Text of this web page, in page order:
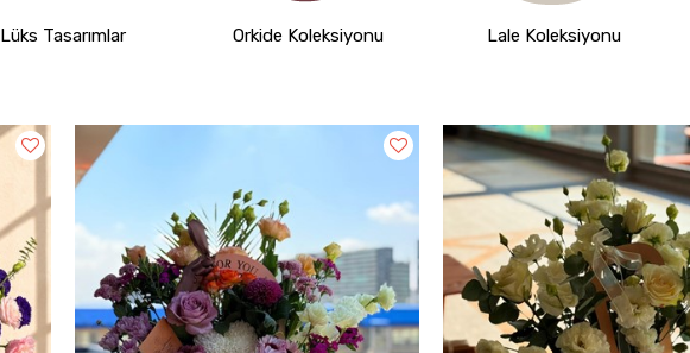
Lüks Tasarımlar Orkide Koleksiyonu Lale Koleksiyonu